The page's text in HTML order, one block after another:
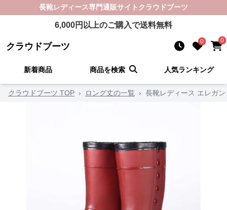
長靴レディース専門通販サイト クラウドブーツ
6,000円以上のご購入で送料無料
クラウドブーツ 0 0
新着商品 商品を検索 人気ランキング
クラウドブーツ TOP › ロング丈の一覧 › 長靴レディース エレガ